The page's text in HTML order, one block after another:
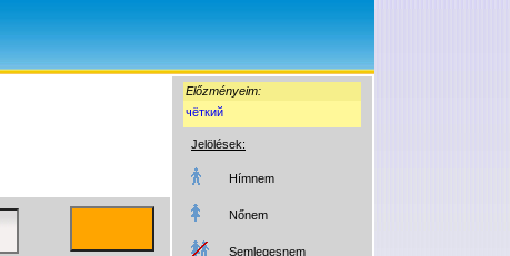
Előzményeim:
чёткий
Jelölések:
Hímnem
Nőnem
Semlegesnem